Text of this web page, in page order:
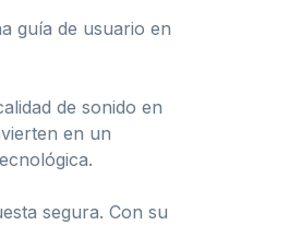
guía de usuario en
de sonido en
en un
segura. Con su